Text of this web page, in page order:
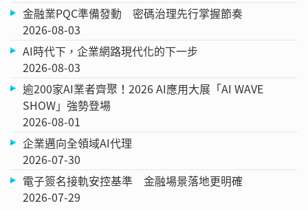
金融業PQC準備發動 密碼治理先行掌握節奏
2026-08-03
AI時代下，企業網路現代化的下一步
2026-08-03
逾200家AI業者齊聚！2026 AI應用大展「AI WAVE
SHOW」強勢登場
2026-08-01
企業邁向全領域AI代理
2026-07-30
電子簽名接軌安控基準 金融場景落地更明確
2026-07-29